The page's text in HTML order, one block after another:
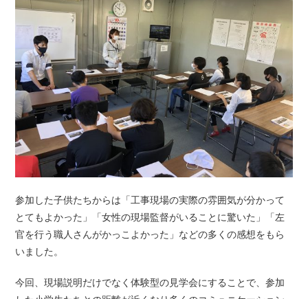
参加した子供たちからは「工事現場の実際の雰囲気が分かって
とてもよかった」「女性の現場監督がいることに驚いた」「左
官を行う職人さんがかっこよかった」などの多くの感想をもら
いました。
今回、現場説明だけでなく体験型の見学会にすることで、参加